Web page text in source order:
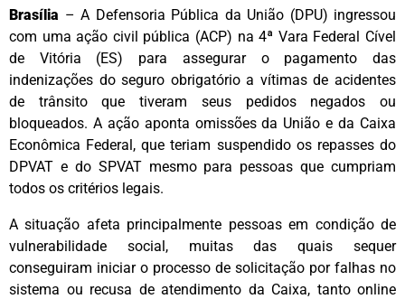
Brasília – A Defensoria Pública da União (DPU) ingressou
com uma ação civil pública (ACP) na 4ª Vara Federal Cível
de Vitória (ES) para assegurar o pagamento das
indenizações do seguro obrigatório a vítimas de acidentes
de trânsito que tiveram seus pedidos negados ou
bloqueados. A ação aponta omissões da União e da Caixa
Econômica Federal, que teriam suspendido os repasses do
DPVAT e do SPVAT mesmo para pessoas que cumpriam
todos os critérios legais.
A situação afeta principalmente pessoas em condição de
vulnerabilidade social, muitas das quais sequer
conseguiram iniciar o processo de solicitação por falhas no
sistema ou recusa de atendimento da Caixa, tanto online